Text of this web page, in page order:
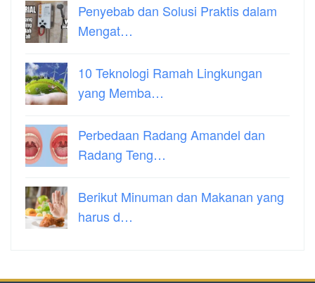
Penyebab dan Solusi Praktis dalam
Mengat…
10 Teknologi Ramah Lingkungan
yang Memba…
Perbedaan Radang Amandel dan
Radang Teng…
Berikut Minuman dan Makanan yang
harus d…